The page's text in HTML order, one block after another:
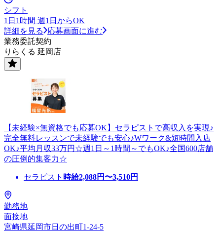
シフト
1日1時間 週1日からOK
詳細を見る
応募画面に進む
業務委託契約
りらくる 延岡店
【未経験×無資格でも応募OK】セラピストで高収入を実現♪
完全無料レッスンで未経験でも安心♪Wワーク&短時間入店
OK♪平均月収33万円☆週1日～1時間～でもOK♪全国600店舗
の圧倒的集客力☆
セラピスト 時給2,088円〜3,510円
勤務地
面接地
宮崎県延岡市日の出町1-24-5